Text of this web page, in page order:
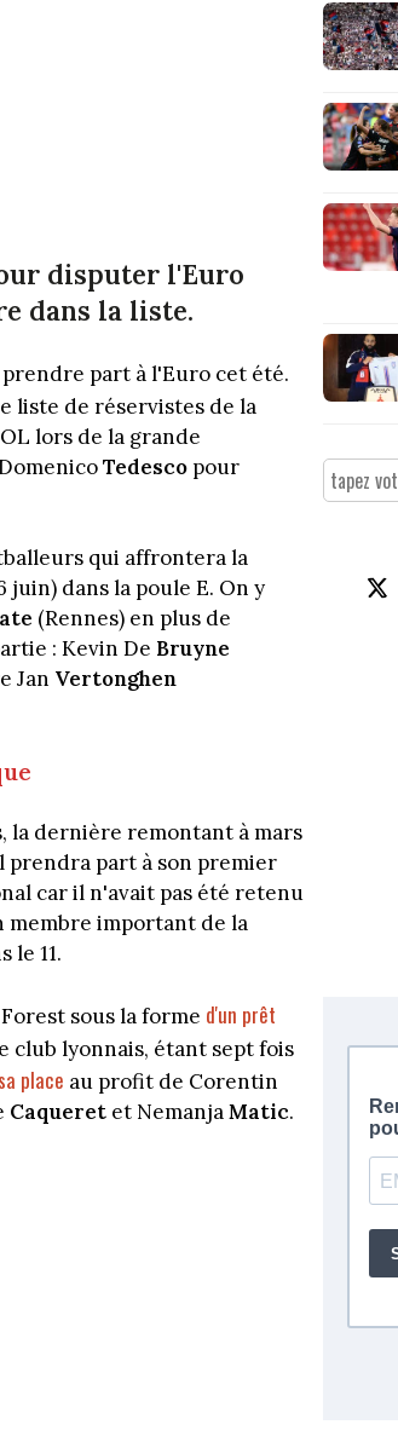
disputer l'Euro
dans la liste.
part à l'Euro cet été.
liste de réservistes de la
lors de la grande
Tedesco pour
qui affrontera la
juin) dans la poule E. On y
(Rennes) en plus de
: Kevin De Bruyne
Jan Vertonghen
la dernière remontant à mars
part à son premier
car il n'avait pas été retenu
membre important de la
le 11.
sous la forme d'un prêt
club lyonnais, étant sept fois
place au profit de Corentin
Caqueret et NemanjaMatic.